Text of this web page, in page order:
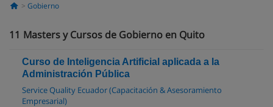
Gobierno
11 Masters y Cursos de Gobierno en Quito
Curso de Inteligencia Artificial aplicada a la
Administración Pública
Service Quality Ecuador (Capacitación & Asesoramiento
Empresarial)